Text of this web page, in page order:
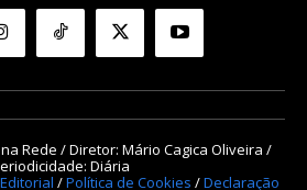
Rede / Diretor: Mário Cagica Oliveira /
Diária
/Política de Cookies /Declaração